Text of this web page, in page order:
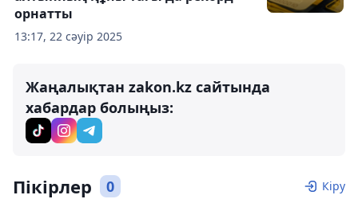
13:17, 22 сәуір 2025
орнатты
Жаңалықтан zakon.kz сайтында
хабардар болыңыз:
Пікірлер 0 Кіру